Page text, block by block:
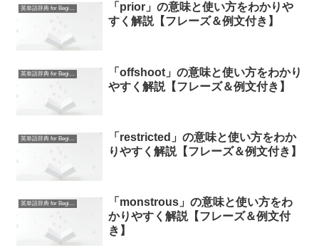
英単語辞典 for Beginners
「prior」の意味と使い方をわかりや
すく解説【フレーズ＆例文付き】
英単語辞典 for Beginners
「offshoot」の意味と使い方をわかり
やすく解説【フレーズ＆例文付き】
英単語辞典 for Beginners
「restricted」の意味と使い方をわか
りやすく解説【フレーズ＆例文付き】
英単語辞典 for Beginners
「monstrous」の意味と使い方をわ
かりやすく解説【フレーズ＆例文付
き】